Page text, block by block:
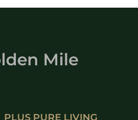
Mile
PLUS PURE LIVING